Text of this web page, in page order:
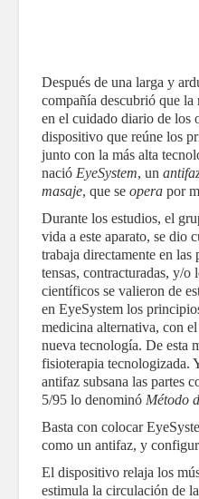
Después de una larga y
compañía descubrió que la
en el cuidado diario de los
dispositivo que reúne los
junto con la más alta
nació EyeSystem, un
masaje, que se opera por
Durante los estudios, el
vida a este aparato, se dio
trabaja directamente en las
tensas, contracturadas, y/o
científicos se valieron de
en EyeSystem los
medicina alternativa, con
nueva tecnología. De esta
fisioterapia tecnologizada.
antifaz subsana las partes
5/95 lo denominó Método
Basta con colocar
como un antifaz, y
El dispositivo relaja los
estimula la circulación de